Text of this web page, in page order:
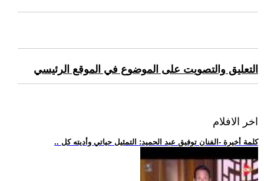
التعليق والتصويت على الموضوع في الموقع الرئيسي
اخر الافلام
.. كلمة أخيرة -الفنان توفيق عبد الحميد: التمثيل حياتي وأديته كل